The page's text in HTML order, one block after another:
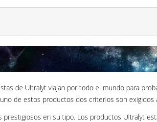
de Ultralyt viajan por todo el mundo para
de estos productos dos criterios son exigidos
en su tipo. Los productos Ultralyt